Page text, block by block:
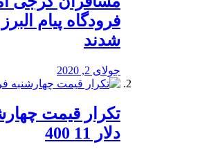
فرودگاه پیام
شدند
جولای 2, 2020
تکرار قیمت
دلار 11 400